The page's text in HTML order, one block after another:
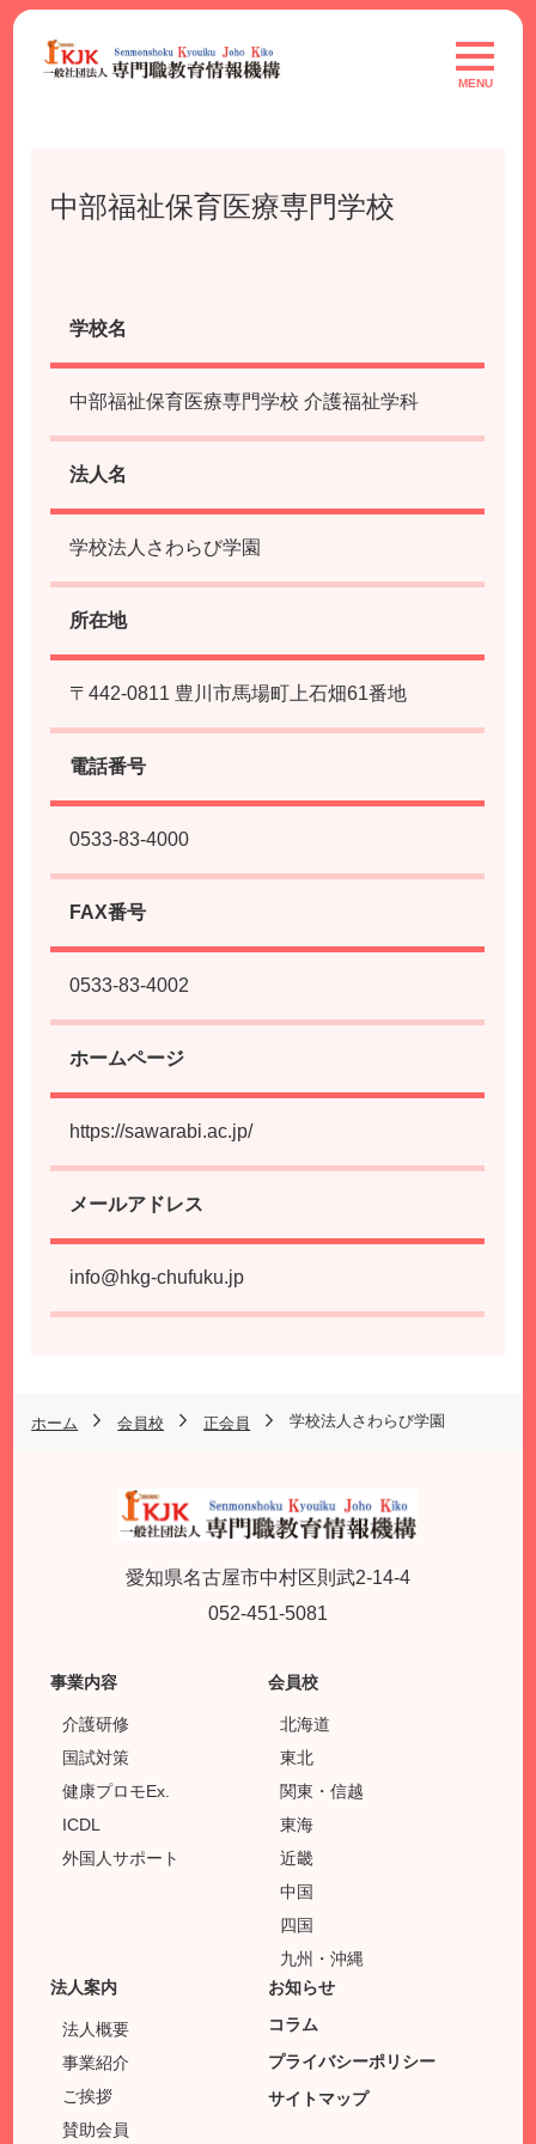
Skip
content
toggle
MENU
中部福祉保育医療専門学校
学校名
中部福祉保育医療専門学校 介護福祉学科
法人名
学校法人さわらび学園
所在地
〒442-0811 豊川市馬場町上石畑61番地
電話番号
0533-83-4000
FAX番号
0533-83-4002
ホームページ
https://sawarabi.ac.jp/
メールアドレス
info@hkg-chufuku.jp
ホーム 会員校 正会員 学校法人さわらび学園
愛知県名古屋市中村区則武2-14-4
052-451-5081
事業内容
介護研修
国試対策
健康プロモEx.
ICDL
外国人サポート
会員校
北海道
東北
関東・信越
東海
近畿
中国
四国
九州・沖縄
法人案内
法人概要
事業紹介
ご挨拶
賛助会員
お知らせ
コラム
プライバシーポリシー
サイトマップ